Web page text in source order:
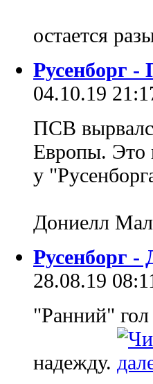
остается
Русенборг
04.10.19
ПСВ
Европы. Это
у
Дониелл
Русенборг
28.08.19
"Ранний"
надежду.